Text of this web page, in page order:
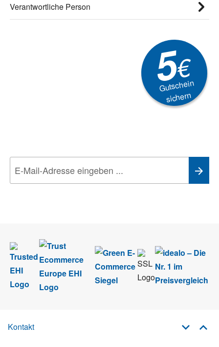
Verantwortliche Person
5€
Gutschein
sichern
Kontakt